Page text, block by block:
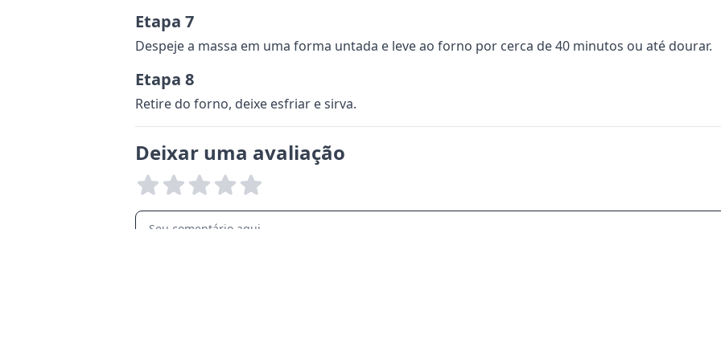
Etapa 7
Despeje a massa em uma forma untada e leve ao forno por cerca de 40 minutos ou até dourar.
Etapa 8
Retire do forno, deixe esfriar e sirva.
Deixar uma avaliação